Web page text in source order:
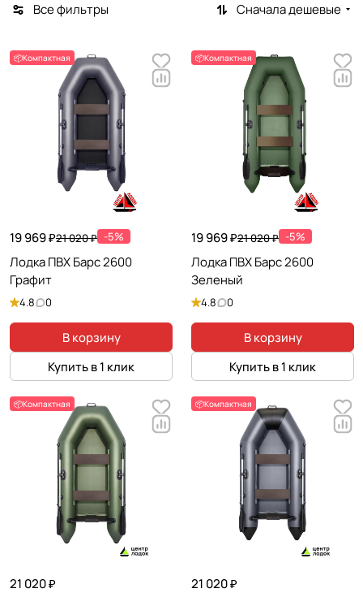
Все фильтры Сначала дешевые
📦Компактная
19 969 ₽21 020 ₽ -5%
Лодка ПВХ Барс 2600
Графит
4.8 0
В корзину
Купить в 1 клик
📦Компактная
19 969 ₽21 020 ₽ -5%
Лодка ПВХ Барс 2600
Зеленый
4.8 0
В корзину
Купить в 1 клик
📦Компактная
21 020 ₽
📦Компактная
21 020 ₽